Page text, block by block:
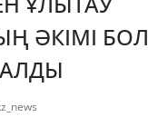
ӘКІМІ